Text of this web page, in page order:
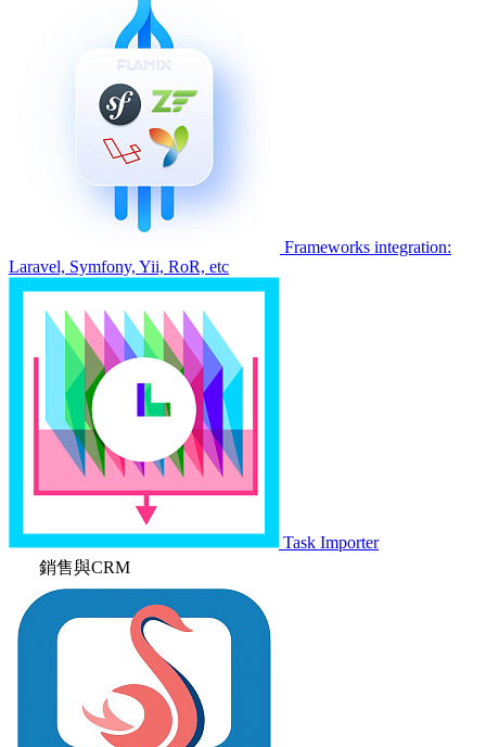
Frameworks integration:
Laravel, Symfony, Yii, RoR, etc
Task Importer
銷售與CRM